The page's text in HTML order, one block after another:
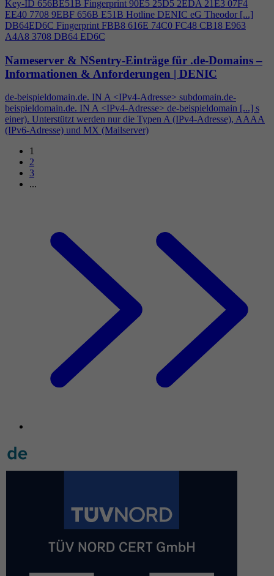
Key-ID 656BE51B Fingerprint 90E5 25D5 2EDA 21E3 07F4
EE40 7708 9EBF 656B E51B Hotline DENIC eG Theodor [...]
DB64ED6C Fingerprint FBB8 616E 74C0 FC48 CB18 E963
A4A8 3708 DB64 ED6C
Nameserver & NSentry-Einträge für .de-Domains –
Informationen & Anforderungen | DENIC
de-beispieldomain.de. IN A <IPv4-Adresse> subdomain.de-
beispieldomain.de. IN A <IPv4-Adresse> de-beispieldomain [...] s
einer). Unterstützt werden nur die Typen A (IPv4-Adresse), AAAA
(IPv6-Adresse) und MX (Mailserver)
1
2
3
...